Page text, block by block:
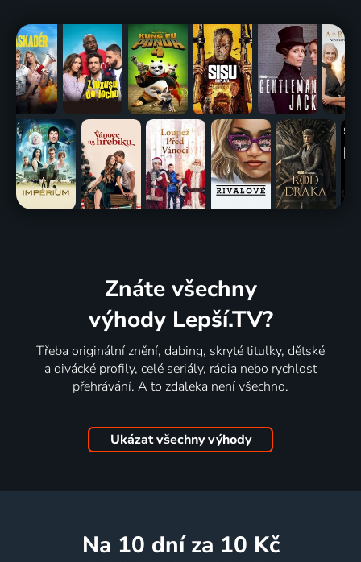
Znáte všechny
výhody Lepší.TV?
Třeba originální znění, dabing, skryté titulky, dětské
a divácké profily, celé seriály, rádia nebo rychlost
přehrávání. A to zdaleka není všechno.
Ukázat všechny výhody
na 10 dní za 10 Kč